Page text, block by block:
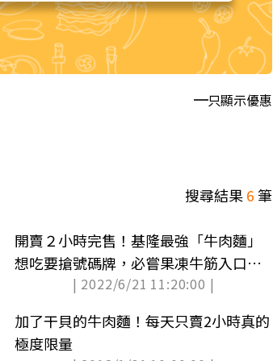
只顯示優惠
搜尋結果6筆
開賣２小時完售！基隆最強「牛肉麵」
想吃要搶號碼牌，必嘗果凍牛筋入口即
| 2022/6/21 11:20:00 |
加了干貝的牛肉麵！每天只賣2小時真的
極度限量